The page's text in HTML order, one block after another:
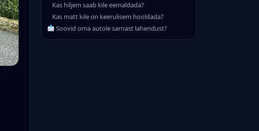
Kas hiljem saab kile eemaldada?
Kas matt kile on keerulisem hooldada?
Soovid oma autole sarnast lahendust?